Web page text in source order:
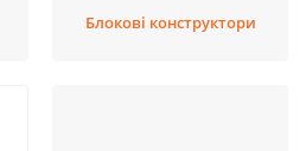
Блокові конструктори